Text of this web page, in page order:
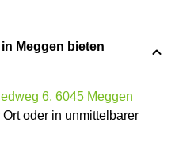
Meggen bieten
6, 6045 Meggen
oder in unmittelbarer